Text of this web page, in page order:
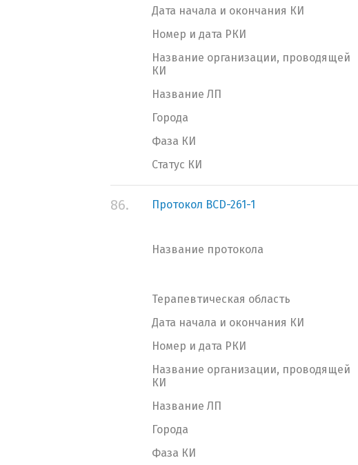
Дата начала и окончания КИ
Номер и дата РКИ
Название организации, проводящей
КИ
Название ЛП
Города
Фаза КИ
Статус КИ
86. Протокол BCD-261-1
Название протокола
Терапевтическая область
Дата начала и окончания КИ
Номер и дата РКИ
Название организации, проводящей
КИ
Название ЛП
Города
Фаза КИ